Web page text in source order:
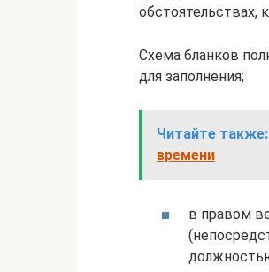
обстоятельствах,
Схема бланков
для заполнения;
Читайте также:
времени
в правом